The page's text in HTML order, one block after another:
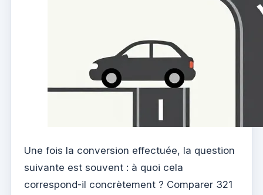
Une fois la conversion effectuée, la question
suivante est souvent : à quoi cela
correspond-il concrètement ? Comparer 321